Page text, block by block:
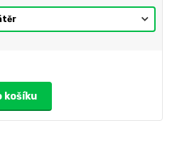
košíku